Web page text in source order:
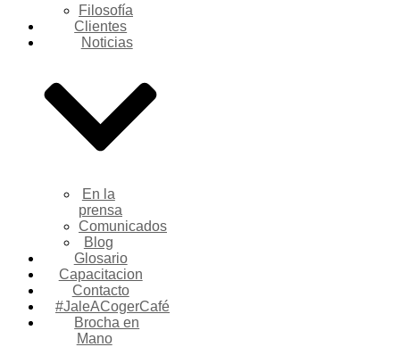
Filosofía
Clientes
Noticias
En la
prensa
Comunicados
Blog
Glosario
Capacitacion
Contacto
#JaleACogerCafé
Brocha en
Mano